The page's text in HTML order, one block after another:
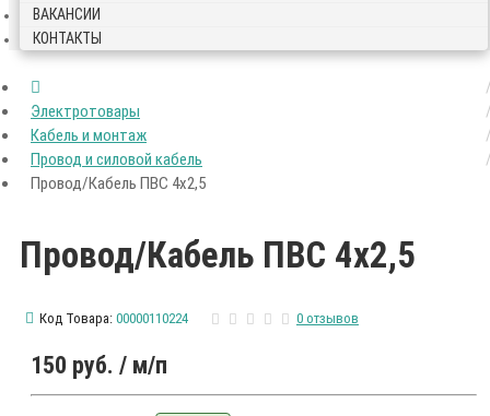
ВАКАНСИИ
КОНТАКТЫ
Электротовары
Кабель и монтаж
Провод и силовой кабель
Провод/Кабель ПВС 4х2,5
Провод/Кабель ПВС 4х2,5
Код Товара: 00000110224 0 отзывов
150 руб. / м/п